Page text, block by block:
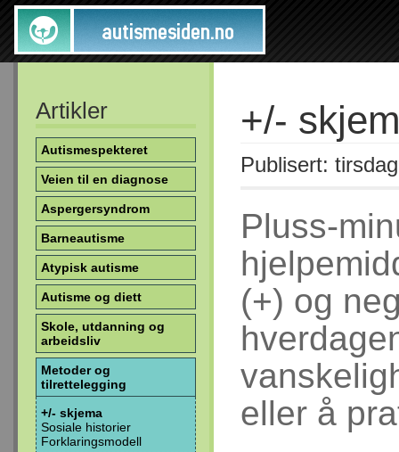
Artikler
Autismespekteret
Veien til en diagnose
Aspergersyndrom
Barneautisme
Atypisk autisme
Autisme og diett
Skole, utdanning og
arbeidsliv
Metoder og
tilrettelegging
+/- skjema
Sosiale historier
Forklaringsmodell
+/-
Publisert:
Pluss-
(+) og
eller å